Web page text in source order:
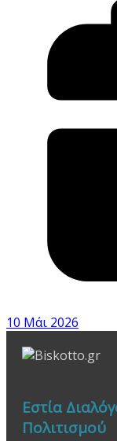
10 Μάι 2026
Εστία
Πολιτισμού